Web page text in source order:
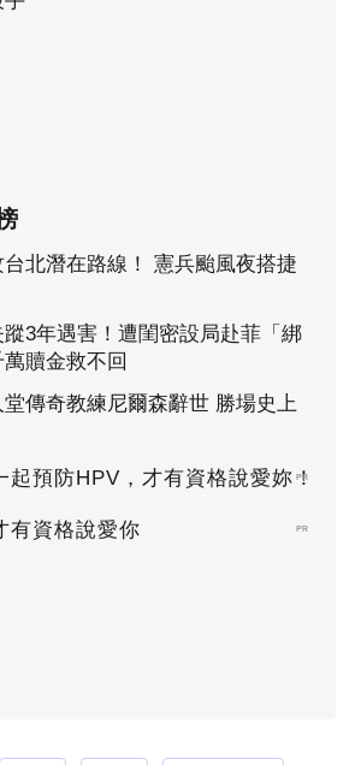
北潛在路線！ 憲兵颱風夜搭捷
3年遇害！遭閨密設局赴菲「綁
贖金救不回
堂傳奇教練尼爾森辭世 勝場史上
起預防HPV，才有資格說愛妳！
PR
有資格說愛你 PR